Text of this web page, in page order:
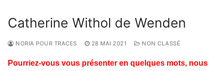
Catherine Withol de Wenden
NORIA POUR TRACES 28 MAI 2021 NON CLASSÉ
Pourriez-vous vous présenter en quelques mots, nous